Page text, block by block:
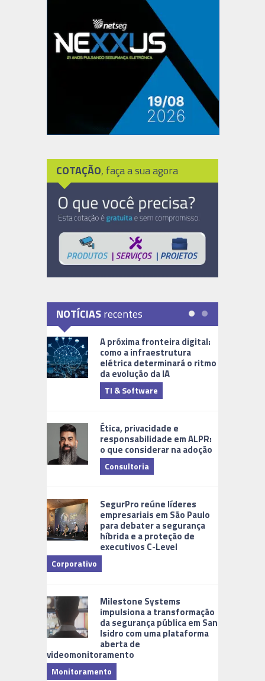
COTAÇÃO, faça a sua agora
NOTÍCIASrecentes
A próxima fronteira digital:
como a infraestrutura
elétrica determinará o ritmo
da evolução da IA
TI & Software
Ética, privacidade e
responsabilidade em ALPR:
o que considerar na adoção
Consultoria
SegurPro reúne líderes
empresariais em São Paulo
para debater a segurança
híbrida e a proteção de
executivos C-Level
Corporativo
Milestone Systems
impulsiona a transformação
da segurança pública em San
Isidro com uma plataforma
aberta de
videomonitoramento
Monitoramento